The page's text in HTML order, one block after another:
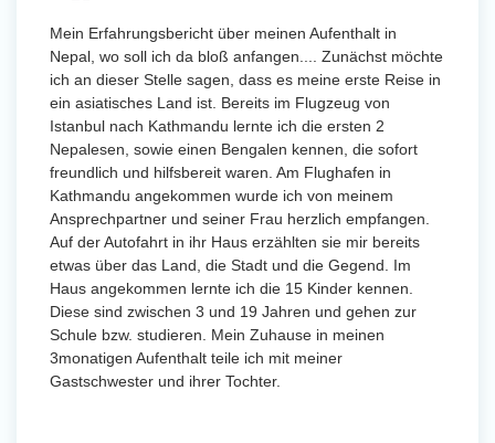
Mein Erfahrungsbericht über meinen Aufenthalt in
Nepal, wo soll ich da bloß anfangen.... Zunächst möchte
ich an dieser Stelle sagen, dass es meine erste Reise in
ein asiatisches Land ist. Bereits im Flugzeug von
Istanbul nach Kathmandu lernte ich die ersten 2
Nepalesen, sowie einen Bengalen kennen, die sofort
freundlich und hilfsbereit waren. Am Flughafen in
Kathmandu angekommen wurde ich von meinem
Ansprechpartner und seiner Frau herzlich empfangen.
Auf der Autofahrt in ihr Haus erzählten sie mir bereits
etwas über das Land, die Stadt und die Gegend. Im
Haus angekommen lernte ich die 15 Kinder kennen.
Diese sind zwischen 3 und 19 Jahren und gehen zur
Schule bzw. studieren. Mein Zuhause in meinen
3monatigen Aufenthalt teile ich mit meiner
Gastschwester und ihrer Tochter.